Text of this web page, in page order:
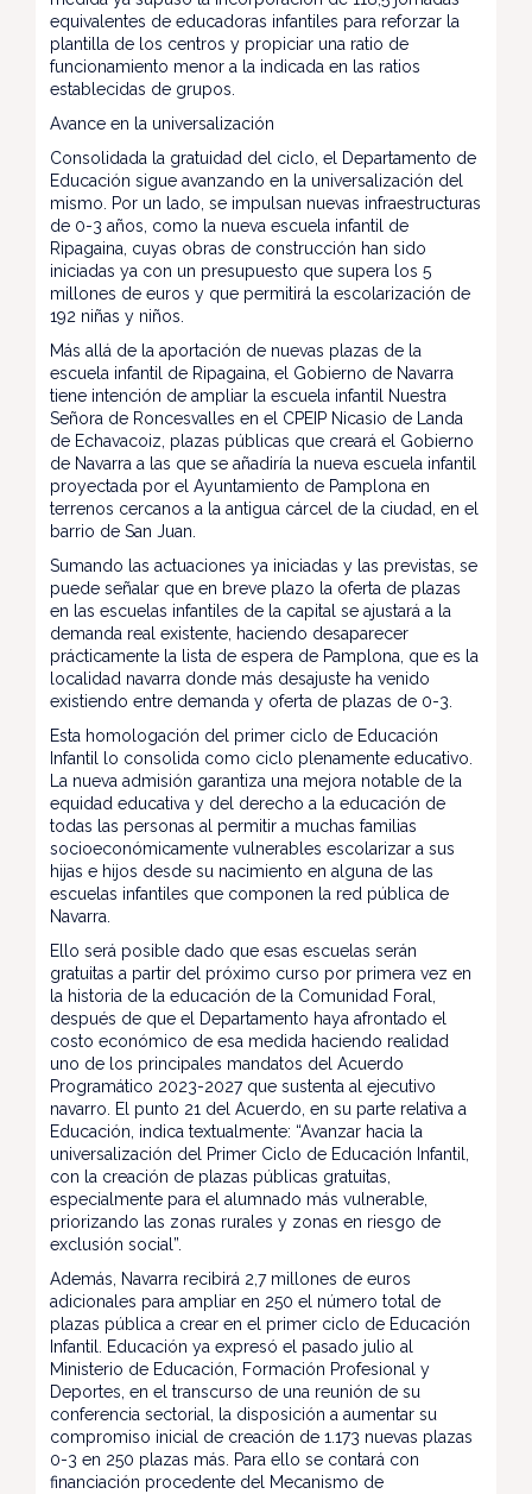
equivalentes de educadoras infantiles para reforzar la
plantilla de los centros y propiciar una ratio de
funcionamiento menor a la indicada en las ratios
establecidas de grupos.
Avance en la universalización
Consolidada la gratuidad del ciclo, el Departamento de
Educación sigue avanzando en la universalización del
mismo. Por un lado, se impulsan nuevas infraestructuras
de 0-3 años, como la nueva escuela infantil de
Ripagaina, cuyas obras de construcción han sido
iniciadas ya con un presupuesto que supera los 5
millones de euros y que permitirá la escolarización de
192 niñas y niños.
Más allá de la aportación de nuevas plazas de la
escuela infantil de Ripagaina, el Gobierno de Navarra
tiene intención de ampliar la escuela infantil Nuestra
Señora de Roncesvalles en el CPEIP Nicasio de Landa
de Echavacoiz, plazas públicas que creará el Gobierno
de Navarra a las que se añadiría la nueva escuela infantil
proyectada por el Ayuntamiento de Pamplona en
terrenos cercanos a la antigua cárcel de la ciudad, en el
barrio de San Juan.
Sumando las actuaciones ya iniciadas y las previstas, se
puede señalar que en breve plazo la oferta de plazas
en las escuelas infantiles de la capital se ajustará a la
demanda real existente, haciendo desaparecer
prácticamente la lista de espera de Pamplona, que es la
localidad navarra donde más desajuste ha venido
existiendo entre demanda y oferta de plazas de 0-3.
Esta homologación del primer ciclo de Educación
Infantil lo consolida como ciclo plenamente educativo.
La nueva admisión garantiza una mejora notable de la
equidad educativa y del derecho a la educación de
todas las personas al permitir a muchas familias
socioeconómicamente vulnerables escolarizar a sus
hijas e hijos desde su nacimiento en alguna de las
escuelas infantiles que componen la red pública de
Navarra.
Ello será posible dado que esas escuelas serán
gratuitas a partir del próximo curso por primera vez en
la historia de la educación de la Comunidad Foral,
después de que el Departamento haya afrontado el
costo económico de esa medida haciendo realidad
uno de los principales mandatos del Acuerdo
Programático 2023-2027 que sustenta al ejecutivo
navarro. El punto 21 del Acuerdo, en su parte relativa a
Educación, indica textualmente: “Avanzar hacia la
universalización del Primer Ciclo de Educación Infantil,
con la creación de plazas públicas gratuitas,
especialmente para el alumnado más vulnerable,
priorizando las zonas rurales y zonas en riesgo de
exclusión social”.
Además, Navarra recibirá 2,7 millones de euros
adicionales para ampliar en 250 el número total de
plazas pública a crear en el primer ciclo de Educación
Infantil. Educación ya expresó el pasado julio al
Ministerio de Educación, Formación Profesional y
Deportes, en el transcurso de una reunión de su
conferencia sectorial, la disposición a aumentar su
compromiso inicial de creación de 1.173 nuevas plazas
0-3 en 250 plazas más. Para ello se contará con
financiación procedente del Mecanismo de